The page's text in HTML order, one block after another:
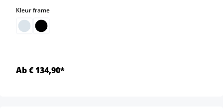
Kleur frameselect
Ab € 134,90*